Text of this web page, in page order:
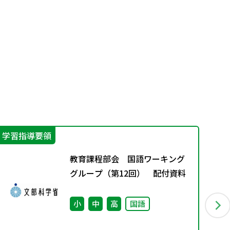
学習指導要領
教育課程部会 国語ワーキング
グループ（第12回） 配付資料
小 中 高 国語